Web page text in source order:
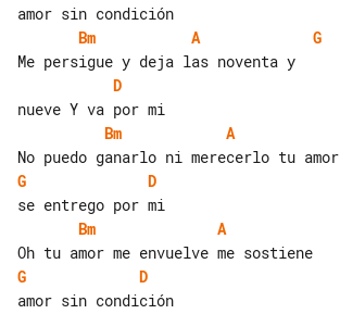
Bm
A
G
D
Bm
A
G
D
Bm
A
G
D
amor sin condición